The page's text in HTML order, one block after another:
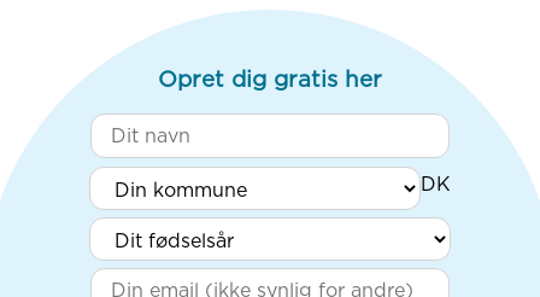
Opret dig gratis her